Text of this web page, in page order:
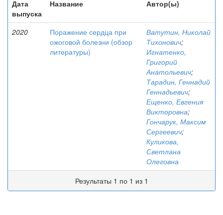
Дата
выпуска
Название Автор(ы)
2020
Поражение сердца при
ожоговой болезни (обзор
литературы)
Ватутин, Николай
Тихонович;
Игнатенко,
Григорий
Анатольевич;
Тарадин, Геннадий
Геннадьевич;
Ещенко, Евгения
Викторовна;
Гончарук, Максим
Сергеевич;
Куликова,
Светлана
Олеговна
Результаты 1 по 1 из 1